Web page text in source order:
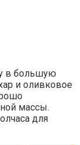
в большую
и оливковое
массы.
для